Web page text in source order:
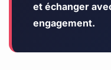
et échanger
engagement.